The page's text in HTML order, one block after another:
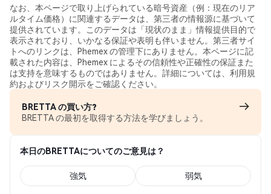
なお、本ページで取り上げられている暗号資産（例：現在のリア
ルタイム価格）に関連するデータは、第三者の情報源に基づいて
提供されています。このデータは「現状のまま」情報提供目的で
表示されており、いかなる保証や表明も伴いません。第三者サイ
トへのリンクは、Phemex の管理下にありません。本ページに記
載された内容は、Phemex によるその信頼性や正確性の保証また
は支持を意味するものではありません。詳細については、利用規
約およびリスク開示をご確認ください。
BRETTA の買い方?
BRETTA の最初を取得する方法を学びましょう。
本日のBRETTAについてのご意見は？
強気 弱気